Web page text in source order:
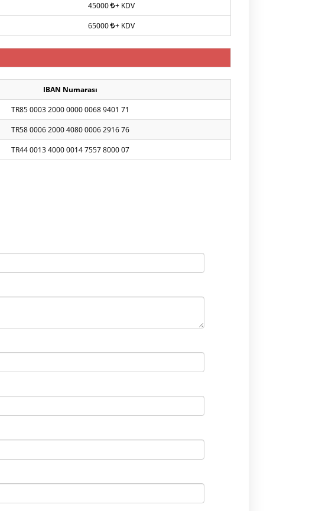
45000 + KDV
65000 + KDV
IBAN Numarası
TR85 0003 2000 0000 0068 9401 71
TR58 0006 2000 4080 0006 2916 76
TR44 0013 4000 0014 7557 8000 07